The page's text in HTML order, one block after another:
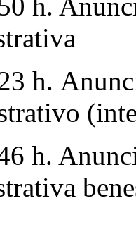
h.
h.
h.